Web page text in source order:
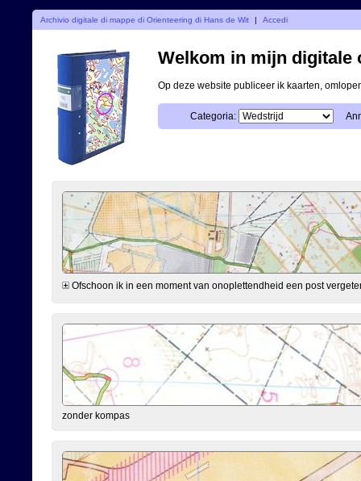
Archivio digitale di mappe di Orienteering di Hans de Wit | Accedi
Welkom in mijn digitale
Op deze website publiceer ik kaarten,
Categoria:
Ofschoon ik in een moment van onoplettendheid een post
zonder kompas